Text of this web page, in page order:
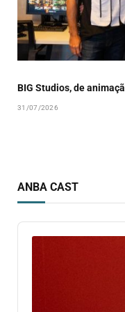
BIG Studios, de
31/07/2026
ANBA CAST
Audio
Player